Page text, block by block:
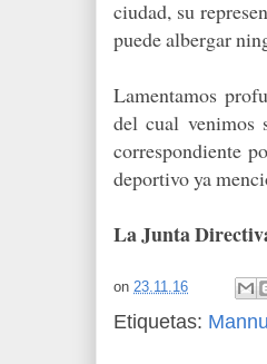
ciudad, su
puede albergar
Lamentamos
del cual venimos
correspondiente
deportivo ya
La Junta
on 23.11.16
Etiquetas: